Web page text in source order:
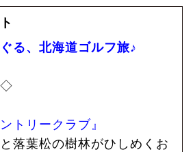
る、北海道ゴルフ旅♪
トリークラブ』
落葉松の樹林がひしめくお